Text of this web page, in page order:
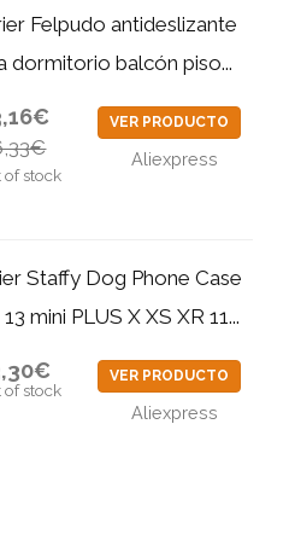
Felpudo antideslizante
dormitorio balcón piso...
of stock
VER PRODUCTO
Aliexpress
Staffy Dog Phone Case
mini PLUS X XS XR 11...
of stock
VER PRODUCTO
Aliexpress